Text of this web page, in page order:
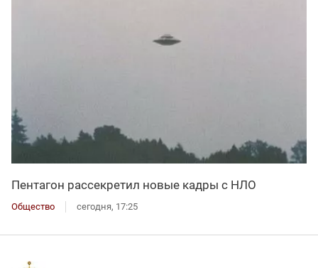
Пентагон рассекретил новые кадры с НЛО
Общество сегодня, 17:25